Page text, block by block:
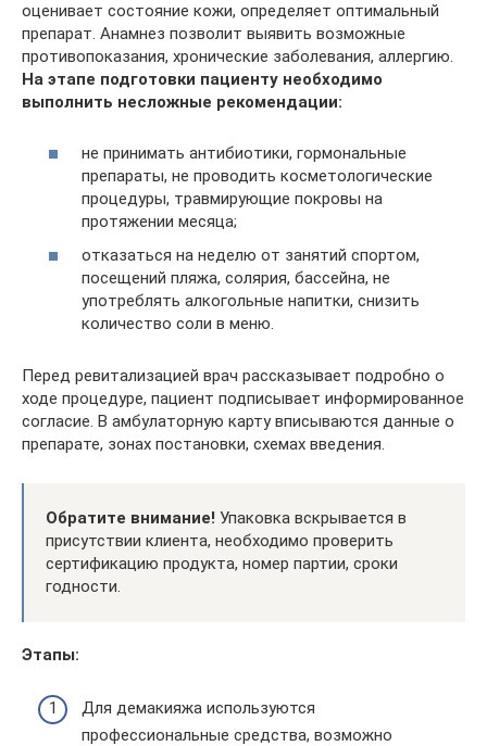
оценивает состояние кожи, определяет оптимальный
препарат. Анамнез позволит выявить возможные
противопоказания, хронические заболевания, аллергию.
На этапе подготовки пациенту необходимо
выполнить несложные рекомендации:
не принимать антибиотики, гормональные
препараты, не проводить косметологические
процедуры, травмирующие покровы на
протяжении месяца;
отказаться на неделю от занятий спортом,
посещений пляжа, солярия, бассейна, не
употреблять алкогольные напитки, снизить
количество соли в меню.
Перед ревитализацией врач рассказывает подробно о
ходе процедуре, пациент подписывает информированное
согласие. В амбулаторную карту вписываются данные о
препарате, зонах постановки, схемах введения.
Обратите внимание! Упаковка вскрывается в
присутствии клиента, необходимо проверить
сертификацию продукта, номер партии, сроки
годности.
Этапы:
Для демакияжа используются
профессиональные средства, возможно